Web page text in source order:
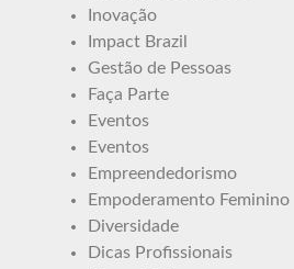
Inovação
Impact Brazil
Gestão de Pessoas
Faça Parte
Eventos
Eventos
Empreendedorismo
Empoderamento Feminino
Diversidade
Dicas Profissionais